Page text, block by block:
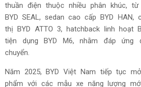
thuần điện thuộc nhiều phân khúc,
BYD SEAL, sedan cao cấp BYD
thị BYD ATTO 3, hatchback linh hoạt
tiện dụng BYD M6, nhằm đáp ứng
chuyển.
Năm 2025, BYD Việt Nam tiếp tục
phẩm với các mẫu xe năng lượng